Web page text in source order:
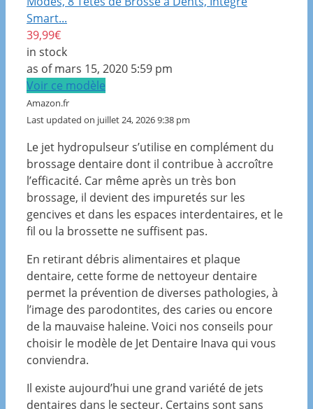
Smart...
39,99€
in stock
as of mars 15, 2020 5:59 pm
Voir ce modèle
Amazon.fr
Last updated on juillet 24, 2026 9:38 pm
Le jet hydropulseur s’utilise en complément du
brossage dentaire dont il contribue à accroître
l’efficacité. Car même après un très bon
brossage, il devient des impuretés sur les
gencives et dans les espaces interdentaires, et le
fil ou la brossette ne suffisent pas.
En retirant débris alimentaires et plaque
dentaire, cette forme de nettoyeur dentaire
permet la prévention de diverses pathologies, à
l’image des parodontites, des caries ou encore
de la mauvaise haleine. Voici nos conseils pour
choisir le modèle de Jet Dentaire Inava qui vous
conviendra.
Il existe aujourd’hui une grand variété de jets
dentaires dans le secteur. Certains sont sans